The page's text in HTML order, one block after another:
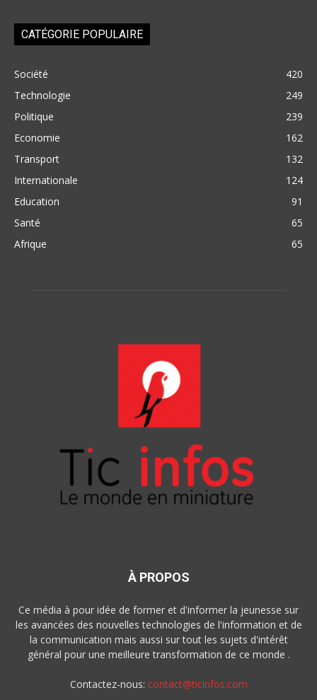
CATÉGORIE POPULAIRE
Société
420
Technologie
249
Politique
239
Economie
162
Transport
132
Internationale
124
Education
91
Santé
65
Afrique
65
À PROPOS
Ce média à pour idée de former et d'informer la jeunesse sur
les avancées des nouvelles technologies de l'information et de
la communication mais aussi sur tout les sujets d'intérêt
général pour une meilleure transformation de ce monde .
Contactez-nous: contact@ticinfos.com